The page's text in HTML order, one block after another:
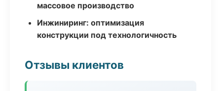
массовое производство
Инжиниринг: оптимизация
конструкции под технологичность
Отзывы клиентов